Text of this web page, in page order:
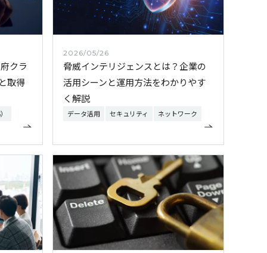
クラ
取得
2026/05/26
脅威インテリジェンスとは？企業の
活用シーンと運用方法をわかりやす
く解説
データ活用 セキュリティ ネットワーク